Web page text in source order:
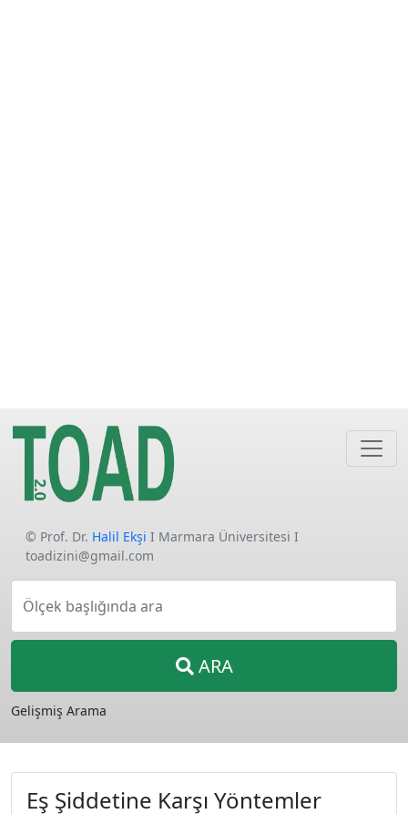
© Prof. Dr. Halil Ekşi I Marmara Üniversitesi I
toadizini@gmail.com
Ölçek başlığında ara
ARA
Gelişmiş Arama
Eş Şiddetine Karşı Yöntemler